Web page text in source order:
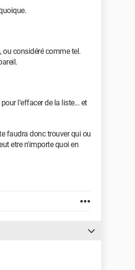
ou considéré comme tel.
l'effacer de la liste... et
faudra donc trouver qui ou
etre n'importe quoi en